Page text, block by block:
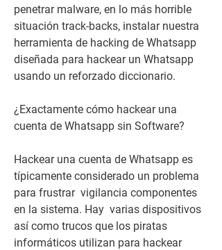
penetrar malware, en lo más horrible
situación track-backs, instalar nuestra
herramienta de hacking de Whatsapp
diseñada para hackear un Whatsapp
usando un reforzado diccionario.
¿Exactamente cómo hackear una
cuenta de Whatsapp sin Software?
Hackear una cuenta de Whatsapp es
típicamente considerado un problema
para frustrar  vigilancia componentes
en la sistema. Hay  varias dispositivos
así como trucos que los piratas
informáticos utilizan para hackear